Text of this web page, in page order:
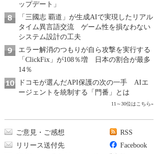
ップデート」
「三國志 覇道」が生成AIで実現したリアル
タイム異言語交流 ゲーム性を損なわない
システム設計の工夫
エラー解消のつもりが自ら攻撃を実行する
「ClickFix」が108％増 日本の割合が最多
14％
ドコモが選んだAPI保護の次の一手 AIエ
ージェントを統制する「門番」とは
11～30位はこちら»
ご意見・ご感想
リリース送付先
RSS
Facebook